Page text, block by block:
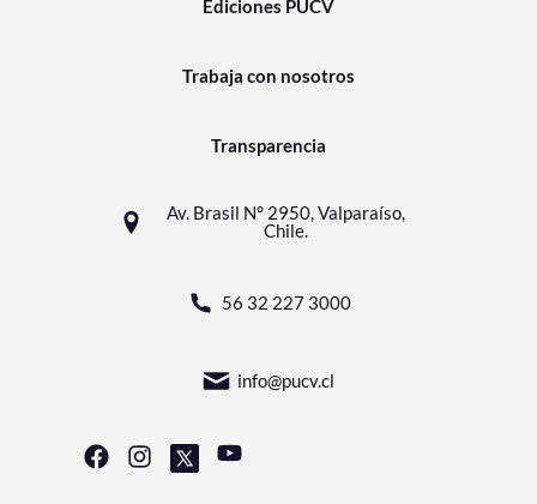
Ediciones PUCV
Trabaja con nosotros
Transparencia
Av. Brasil N° 2950, Valparaíso,
Chile.
56 32 227 3000
info@pucv.cl